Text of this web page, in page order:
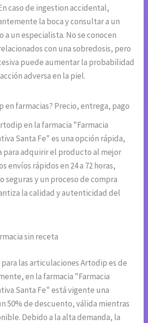
caso de ingestion accidental,
la boca y consultar a un
a un especialista. No se conocen
con una sobredosis, pero
puede aumentar la probabilidad
adversa en la piel.
en farmacias? Precio, entrega, pago
en la farmacia "Farmacia
Santa Fe" es una opción rápida,
para adquirir el producto al mejor
envíos rápidos en 24 a 72 horas,
seguras y un proceso de compra
la calidad y autenticidad del
sin receta
las articulaciones Artodip es de
en la farmacia "Farmacia
Santa Fe" está vigente una
50% de descuento, válida mientras
Debido a la alta demanda, la